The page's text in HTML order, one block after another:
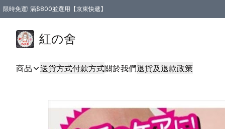
限時免運! 滿$800並選用【京東快遞】
紅の舍
商品 送貨方式付款方式關於我們退貨及退款政策